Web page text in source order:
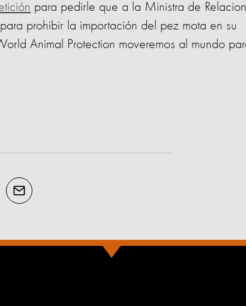
para pedirle que a la Ministra de
prohibir la importación del pez mota en su
Animal Protection moveremos al mundo